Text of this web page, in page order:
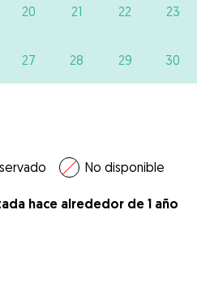
20 21 22 23
27 28 29 30
No disponible
hace alrededor de 1 año